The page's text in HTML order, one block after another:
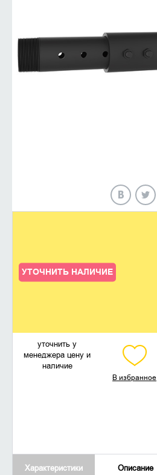
УТОЧНИТЬ НАЛИЧИЕ
уточнить у
менеджера цену и
наличие
В избранное
Характеристики Описание